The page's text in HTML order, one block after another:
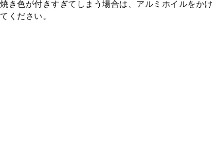
焼き色が付きすぎてしまう場合は、アルミホイルをかけ
てください。